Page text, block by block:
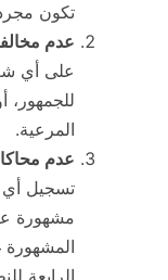
تكون
عدم
على أي
للجمهور،
المرعية.
عدم
تسجيل أي
مشهورة